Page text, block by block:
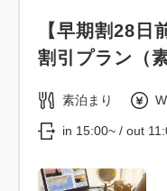
【早期割28日
割引プラン（
素泊まり
in 15:00~ / out